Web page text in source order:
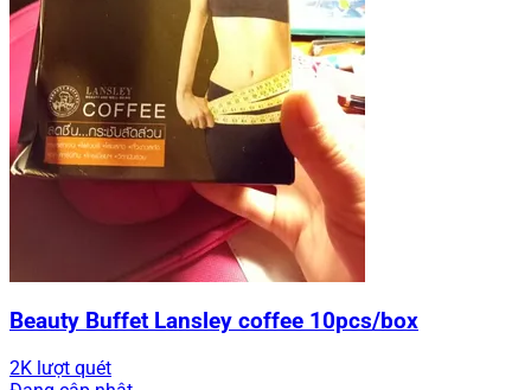
Beauty Buffet Lansley coffee 10pcs/box
2K lượt quét